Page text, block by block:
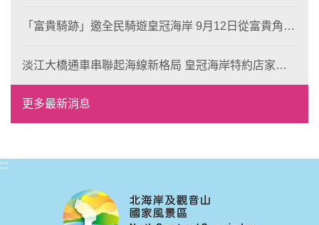
「富貴騎跡」邀全民騎遊皇冠海岸 9月12日從富貴角出
淡江大橋通車串聯起海線新格局 皇冠海岸特約店家、
風格形塑即日起開放報名
更多最新消息
:::